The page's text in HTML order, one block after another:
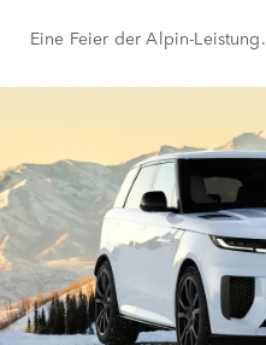
Eine Feier der Alpin-Leistung.